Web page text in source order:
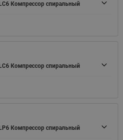
Компрессор спиральный
Компрессор спиральный
Компрессор спиральный